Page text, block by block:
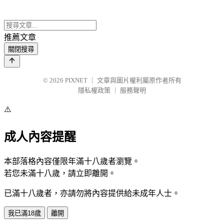
推薦文章
關閉搜尋
© 2026 PIXNET
文章與圖片權利屬原作者所有
隱私權政策
服務聲明
⚠️
成人內容提醒
本部落格內容僅限年滿十八歲者瀏覽。
若您未滿十八歲，請立即離開。
已滿十八歲者，亦請勿將內容提供給未成年人士。
我已滿18歲 離開